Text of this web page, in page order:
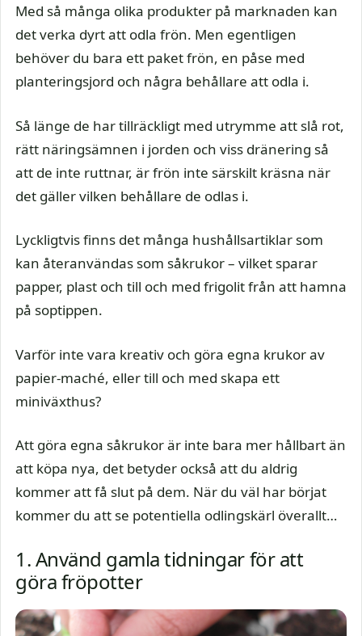
Med så många olika produkter på marknaden kan
det verka dyrt att odla frön. Men egentligen
behöver du bara ett paket frön, en påse med
planteringsjord och några behållare att odla i.
Så länge de har tillräckligt med utrymme att slå rot,
rätt näringsämnen i jorden och viss dränering så
att de inte ruttnar, är frön inte särskilt kräsna när
det gäller vilken behållare de odlas i.
Lyckligtvis finns det många hushållsartiklar som
kan återanvändas som såkrukor – vilket sparar
papper, plast och till och med frigolit från att hamna
på soptippen.
Varför inte vara kreativ och göra egna krukor av
papier-maché, eller till och med skapa ett
miniväxthus?
Att göra egna såkrukor är inte bara mer hållbart än
att köpa nya, det betyder också att du aldrig
kommer att få slut på dem. När du väl har börjat
kommer du att se potentiella odlingskärl överallt…
1. Använd gamla tidningar för att
göra fröpotter